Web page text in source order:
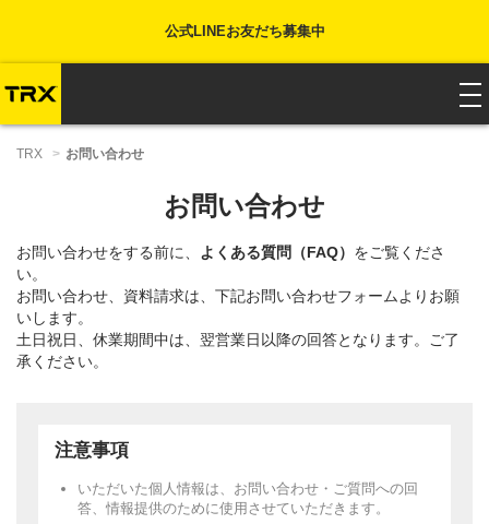
ン
公式LINEお友だち募集中
TRX お問い合わせ
お問い合わせ
お問い合わせをする前に、 よくある質問（FAQ） をご覧くださ
い。
お問い合わせ、資料請求は、下記お問い合わせフォームよりお願
いします。
土日祝日、休業期間中は、翌営業日以降の回答となります。ご了
承ください。
注意事項
いただいた個人情報は、お問い合わせ・ご質問への回
答、情報提供のために使用させていただきます。